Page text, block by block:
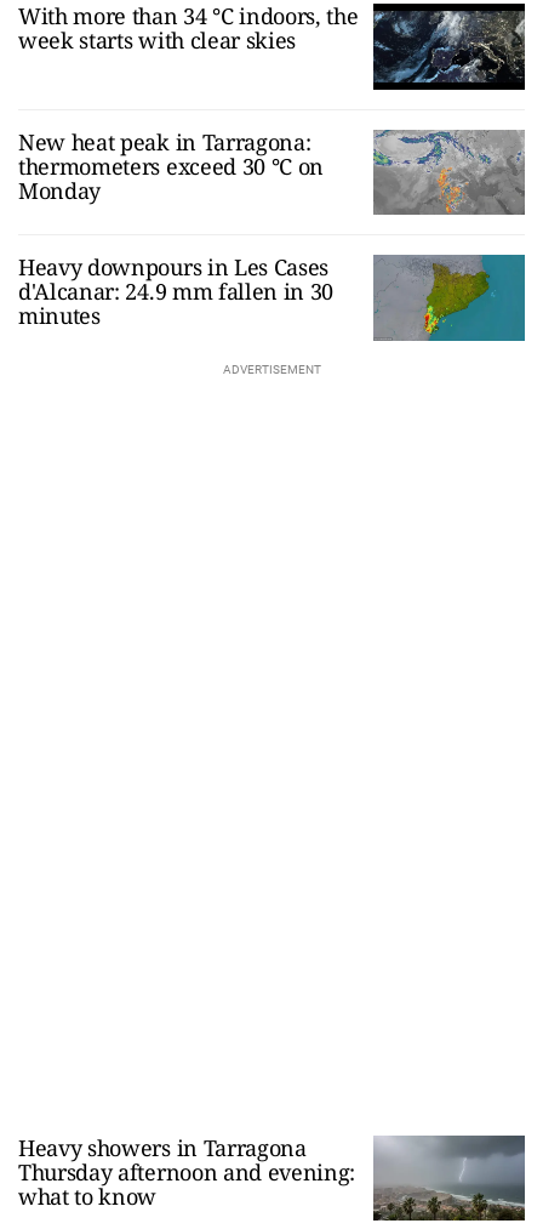
With more than 34 °C indoors, the
week starts with clear skies
New heat peak in Tarragona:
thermometers exceed 30 °C on
Monday
Heavy downpours in Les Cases
d'Alcanar: 24.9 mm fallen in 30
minutes
Heavy showers in Tarragona
Thursday afternoon and evening:
what to know